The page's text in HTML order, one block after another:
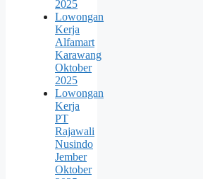
2025
Lowongan
Kerja
Alfamart
Karawang
Oktober
2025
Lowongan
Kerja
PT
Rajawali
Nusindo
Jember
Oktober